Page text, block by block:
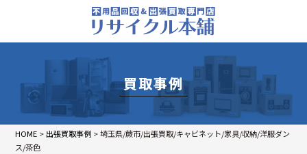
買取事例
HOME > 出張買取事例 >埼玉県/蕨市/出張買取/キャビネット/家具/収納/洋服ダン
ス/茶色